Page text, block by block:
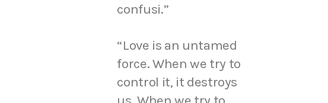
confusi.”
“Love is an untamed
force. When we try to
control it, it destroys